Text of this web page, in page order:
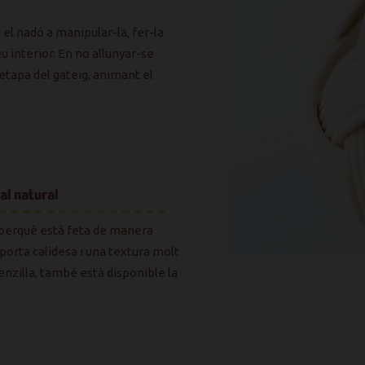
nadó a manipular-la, fer-la
interior. En no allunyar-se
del gateig, animant el
natural
està feta de manera
calidesa i una textura molt
també està disponible la